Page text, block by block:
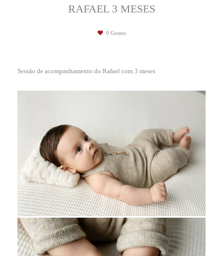
RAFAEL 3 MESES
0 Gostos
Sessão de acompanhamento do Rafael com 3 meses